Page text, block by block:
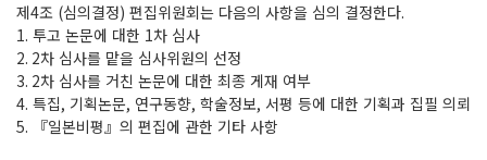
제4조 (심의결정) 편집위원회는 다음의 사항을 심의 결정한다.
1. 투고 논문에 대한 1차 심사
2. 2차 심사를 맡을 심사위원의 선정
3. 2차 심사를 거친 논문에 대한 최종 게재 여부
4. 특집, 기획논문, 연구동향, 학술정보, 서평 등에 대한 기획과 집필 의뢰
5.
『일본비평』 의 편집에 관한 기타 사항